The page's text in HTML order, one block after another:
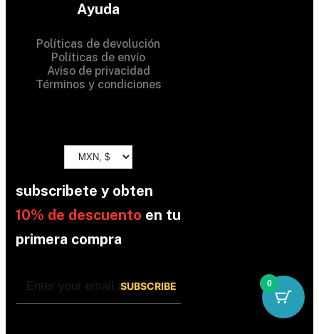
Ayuda
Políticas de devolución
Políticas de envío
Aviso de privacidad
Términos y condiciones
subscribete y obten
10% de descuento en tu
primera compra
0